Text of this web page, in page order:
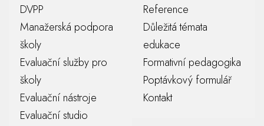
DVPP
Manažerská podpora
školy
Evaluační služby pro
školy
Evaluační nástroje
Evaluační studio
Reference
Důležitá témata
edukace
Formativní pedagogika
Poptávkový formulář
Kontakt